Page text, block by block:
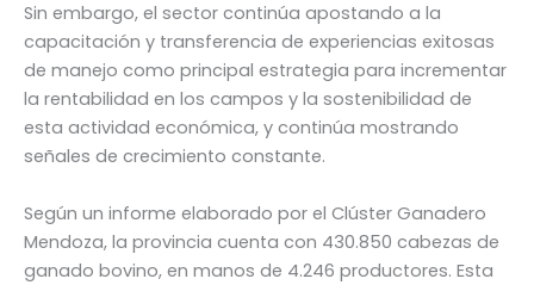
Sin embargo, el sector continúa apostando a la
capacitación y transferencia de experiencias exitosas
de manejo como principal estrategia para incrementar
la rentabilidad en los campos y la sostenibilidad de
esta actividad económica, y continúa mostrando
señales de crecimiento constante.
Según un informe elaborado por el Clúster Ganadero
Mendoza, la provincia cuenta con 430.850 cabezas de
ganado bovino, en manos de 4.246 productores. Esta